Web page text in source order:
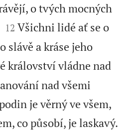
o tvých mocných


12 Všichni lidé ať se o
slávě a kráse jeho
království vládne nad
nad všemi
je věrný ve všem,
co působí, je laskavý.